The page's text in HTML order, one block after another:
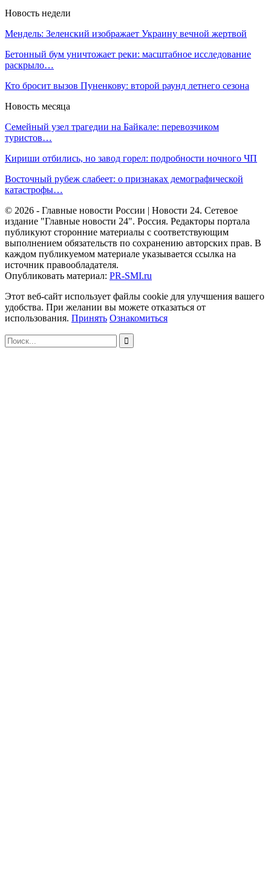
Новость недели
Мендель: Зеленский изображает Украину вечной жертвой
Бетонный бум уничтожает реки: масштабное исследование
раскрыло…
Кто бросит вызов Пуненкову: второй раунд летнего сезона
Новость месяца
Семейный узел трагедии на Байкале: перевозчиком
туристов…
Кириши отбились, но завод горел: подробности ночного ЧП
Восточный рубеж слабеет: о признаках демографической
катастрофы…
© 2026 - Главные новости России | Новости 24. Сетевое
издание "Главные новости 24". Россия. Редакторы портала
публикуют сторонние материалы с соответствующим
выполнением обязательств по сохранению авторских прав. В
каждом публикуемом материале указывается ссылка на
источник правообладателя.
Опубликовать материал: PR-SMI.ru
Этот веб-сайт использует файлы cookie для улучшения вашего
удобства. При желании вы можете отказаться от
использования. Принять Ознакомиться